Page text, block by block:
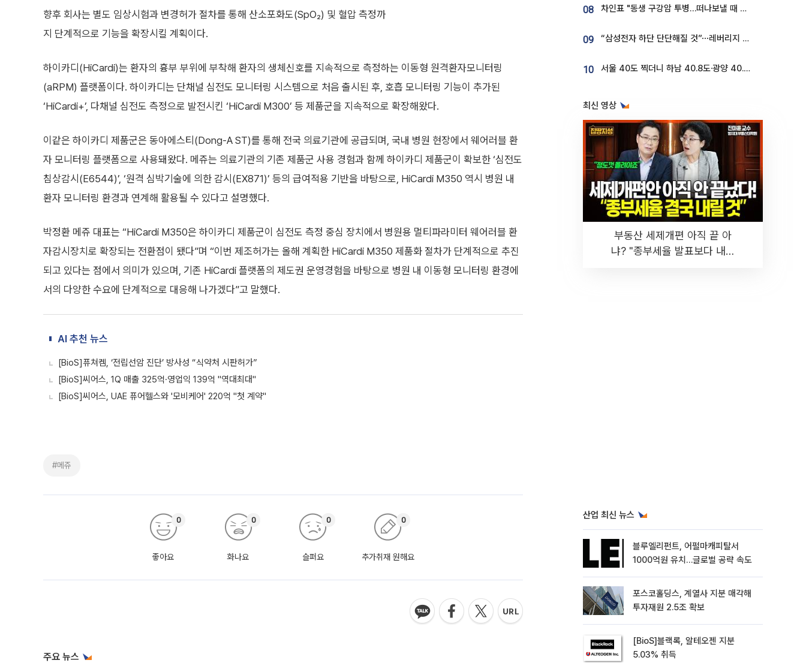
향후 회사는 별도 임상시험과 변경허가 절차를 통해 산소포화도(SpO₂) 및 혈압 측정까
지 단계적으로 기능을 확장시킬 계획이다.
하이카디(HiCardi)는 환자의 흉부 부위에 부착해 환자의 생체신호를 지속적으로 측정하는 이동형 원격환자모니터링
(aRPM) 플랫폼이다. 하이카디는 단채널 심전도 모니터링 시스템으로 처음 출시된 후, 호흡 모니터링 기능이 추가된
‘HiCardi+’, 다채널 심전도 측정으로 발전시킨 ‘HiCardi M300’ 등 제품군을 지속적으로 확장해왔다.
이같은 하이카디 제품군은 동아에스티(Dong-A ST)를 통해 전국 의료기관에 공급되며, 국내 병원 현장에서 웨어러블 환
자 모니터링 플랫폼으로 사용돼왔다. 메쥬는 의료기관의 기존 제품군 사용 경험과 함께 하이카디 제품군이 확보한 ‘심전도
침상감시(E6544)’, ‘원격 심박기술에 의한 감시(EX871)’ 등의 급여적용 기반을 바탕으로, HiCardi M350 역시 병원 내
환자 모니터링 환경과 연계해 활용될 수 있다고 설명했다.
박정환 메쥬 대표는 “HiCardi M350은 하이카디 제품군이 심전도 측정 중심 장치에서 병원용 멀티파라미터 웨어러블 환
자감시장치로 확장되는 전환점이 됐다”며 “이번 제조허가는 올해 계획한 HiCardi M350 제품화 절차가 단계적으로 추진
되고 있다는 점에서 의미가 있으며, 기존 HiCardi 플랫폼의 제도권 운영경험을 바탕으로 병원 내 이동형 모니터링 환경에
서의 다양한 수요에 단계적으로 대응해 나가겠다”고 말했다.
AI 추천 뉴스
[BioS]퓨쳐켐, ‘전립선암 진단’ 방사성 “식약처 시판허가”
[BioS]씨어스, 1Q 매출 325억·영업익 139억 "역대최대"
[BioS]씨어스, UAE 퓨어헬스와 '모비케어' 220억 "첫 계약"
#메쥬
좋아요
0
화나요
0
슬퍼요
0
추가취재 원해요
0
주요 뉴스
08 차인표 "동생 구강암 투병…떠나보낼 때 가장 힘들었다”
09 “삼성전자 하단 단단해질 것”⋯레버리지 규제에 쏠림 완화 [찐코노미]
10 서울 40도 찍더니 하남 40.8도·광양 40.2도…전국 '펄펄'
최신 영상
부동산 세제개편 아직 끝 아
냐? "종부세율 발표보다 내릴
산업 최신 뉴스
블루엘리펀트, 어펄마캐피탈서
1000억원 유치…글로벌 공략 속도
포스코홀딩스, 계열사 지분 매각해
투자재원 2.5조 확보
[BioS]블랙록, 알테오젠 지분
5.03% 취득